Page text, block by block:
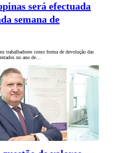
será efectuada
semana de
trabalhadores como forma de devolução das
no ano de…